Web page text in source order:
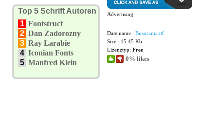
Top 5 Schrift Autoren
1 Fontstruct
2 Dan Zadorozny
3 Ray Larabie
4 Iconian Fonts
5 Manfred Klein
Advertising:
Dateiname : Busorama.ttf
Size : 15.45 Kb
Lizenztyp: Free
0% likes